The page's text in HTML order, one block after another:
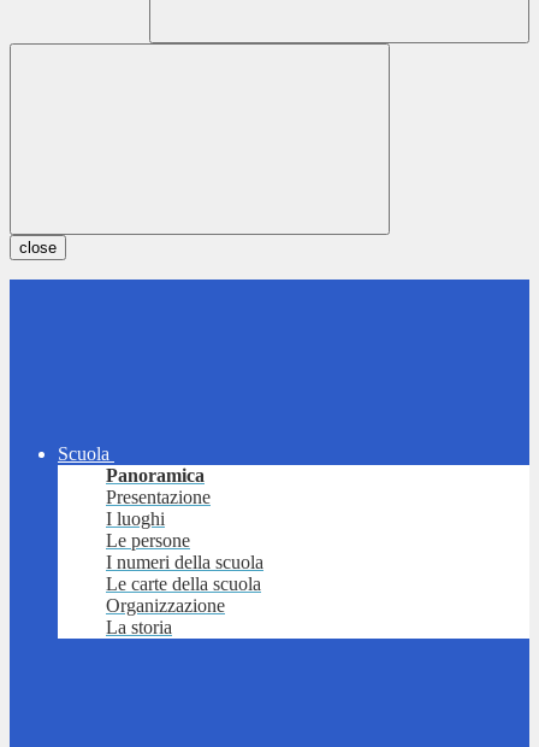
close
Scuola
Panoramica
Presentazione
I luoghi
Le persone
I numeri della scuola
Le carte della scuola
Organizzazione
La storia